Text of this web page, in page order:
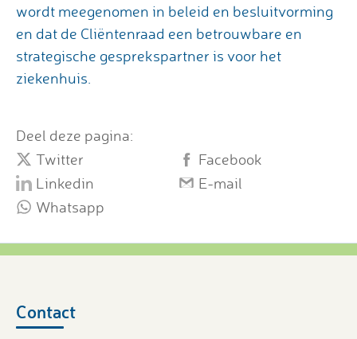
wordt meegenomen in beleid en besluitvorming
en dat de Cliëntenraad een betrouwbare en
strategische gesprekspartner is voor het
ziekenhuis.
Deel deze pagina:
Twitter
Facebook
Linkedin
E-mail
Whatsapp
Contact